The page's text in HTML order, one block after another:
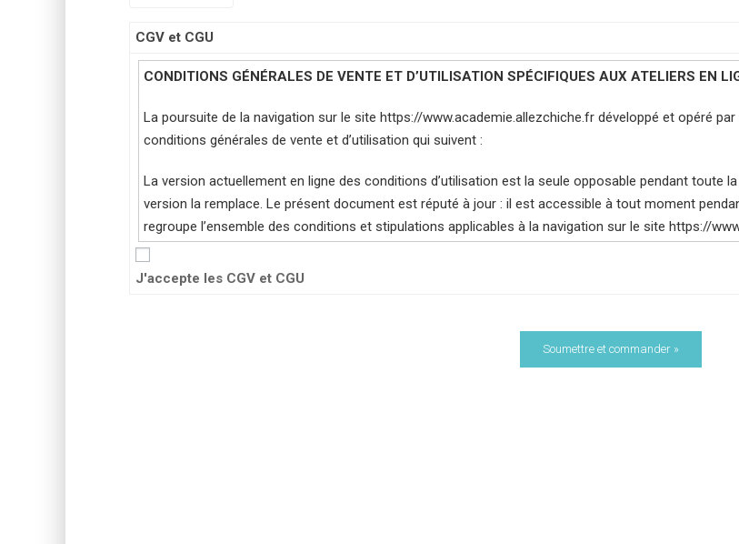
CGV et CGU
CONDITIONS GÉNÉRALES DE VENTE ET D’UTILISATION SPÉCIFIQUES AUX ATELIERS EN
La poursuite de la navigation sur le site https://www.academie.allezchiche.fr développé et opéré
conditions générales de vente et d’utilisation qui suivent :
La version actuellement en ligne des conditions d’utilisation est la seule opposable pendant toute la
version la remplace. Le présent document est réputé à jour : il est accessible à tout moment
regroupe l’ensemble des conditions et stipulations applicables à la navigation sur le site https://
PRÉAMBULE :
ALLEZ, CHICHE ! - propriétaire du site e-commerce et de la plateforme de formation https://
situé au 477 rue du Champ Menou 74200 Allinges, immatriculée sous le numéro 505111757 à la
J'accepte les CGV et CGU